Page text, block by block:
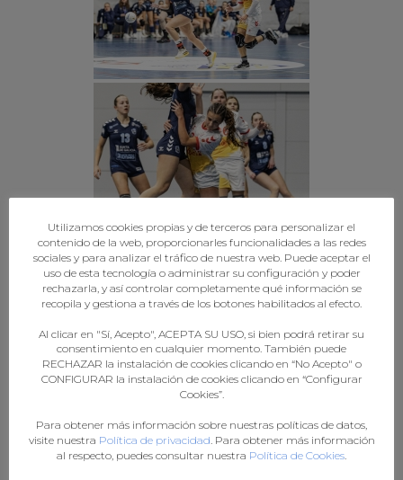
Utilizamos cookies propias y de terceros para personalizar el
contenido de la web, proporcionarles funcionalidades a las redes
sociales y para analizar el tráfico de nuestra web. Puede aceptar el
uso de esta tecnología o administrar su configuración y poder
rechazarla, y así controlar completamente qué información se
recopila y gestiona a través de los botones habilitados al efecto.
Al clicar en "Sí, Acepto", ACEPTA SU USO, si bien podrá retirar su
consentimiento en cualquier momento. También puede
RECHAZAR la instalación de cookies clicando en “No Acepto" o
CONFIGURAR la instalación de cookies clicando en “Configurar
Cookies”.
Para obtener más información sobre nuestras políticas de datos,
visite nuestra Política de privacidad . Para obtener más información
al respecto, puedes consultar nuestra Política de Cookies